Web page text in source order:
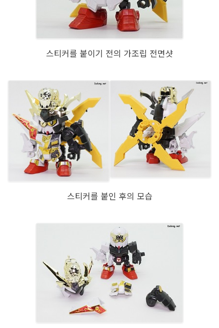
스티커를 붙이기 전의 가조립 전면샷
스티커를 붙인 후의 모습